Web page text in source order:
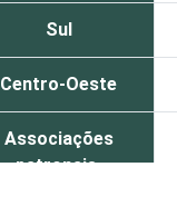
Sul
Centro-Oeste
Associações
patronais,